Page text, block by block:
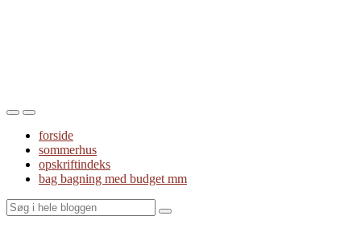
Toggle
mobile
menu
Toggle
the
search
field
forside
sommerhus
opskriftindeks
bag bagning med budget mm
Search